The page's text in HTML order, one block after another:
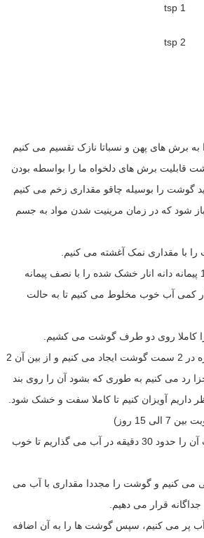
1 tsp
2 tsp
به برش های پهن و نسباتا نازک تقسیم می کنیم
قابلیت برش های دلخواه ما را بواسطه بودن
گوشت را بوسیله چاقو مقداری زخم می کنیم
شود که در زمان مرینیت شدن مواد به جسم
با مقداری نمک آغشته می کنیم.
در یک کاسه حدود 1 پیمانه دانه انار خشک شده را با نصف پیمانه
کمی آب خوب مخلوط می کنیم تا به حالت
کاملا روی دو طرف گوشت می کشیم.
بوسیله چاقو 2 حفره در 2 سمت گوشت ایجاد می کنیم و از بین آن 2
رد می کنیم به طوری که بشود آن را روی بند
داریم آویزان کنیم تا کاملا سفت و خشک شود.
15 روز)
قبل از پخت گوشت آن را حدود 30 دقیقه در آب می گذاریم تا خوب
می کنیم و گوشت را مجددا مقداری با آب می
قرار می دهیم.
آب پر می کنیم، سپس گوشت ها را به آن اضافه